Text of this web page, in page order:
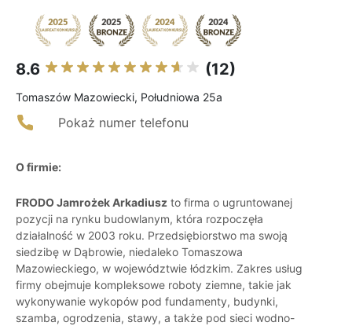
8.6 (12)
Tomaszów Mazowiecki, Południowa 25a
Pokaż numer telefonu
O firmie:
FRODO Jamrożek Arkadiusz to firma o ugruntowanej
pozycji na rynku budowlanym, która rozpoczęła
działalność w 2003 roku. Przedsiębiorstwo ma swoją
siedzibę w Dąbrowie, niedaleko Tomaszowa
Mazowieckiego, w województwie łódzkim. Zakres usług
firmy obejmuje kompleksowe roboty ziemne, takie jak
wykonywanie wykopów pod fundamenty, budynki,
szamba, ogrodzenia, stawy, a także pod sieci wodno-